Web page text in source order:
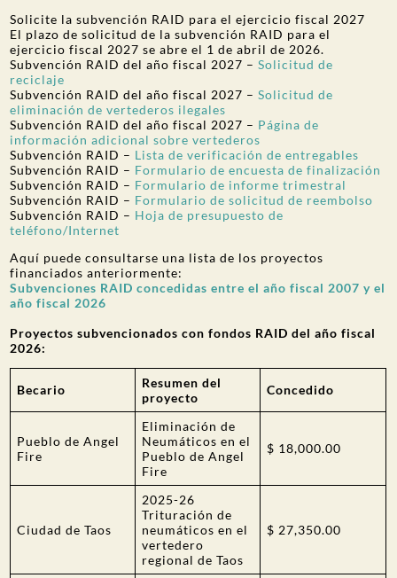
Solicite la subvención RAID para el ejercicio fiscal 2027
El plazo de solicitud de la subvención RAID para el
ejercicio fiscal 2027 se abre el 1 de abril de 2026.
Subvención RAID del año fiscal 2027 –Solicitud de
reciclaje
Subvención RAID del año fiscal 2027 –Solicitud de
eliminación de vertederos ilegales
Subvención RAID del año fiscal 2027 – Página de
información adicional sobre vertederos
Subvención RAID – Lista de verificación de entregables
Subvención RAID – Formulario de encuesta de finalización
Subvención RAID – Formulario de informe trimestral
Subvención RAID – Formulario de solicitud de reembolso
Subvención RAID – Hoja de presupuesto de
teléfono/Internet
Aquí puede consultarse una lista de los proyectos
financiados anteriormente:
Subvenciones RAID concedidas entre el año fiscal 2007 y el
año fiscal 2026
Proyectos subvencionados con fondos RAID del año fiscal
2026:
Becario
Resumen del
proyecto
Concedido
Pueblo de Angel
Fire
Eliminación de
Neumáticos en el
Pueblo de Angel
Fire
$ 18,000.00
Ciudad de Taos
2025-26
Trituración de
neumáticos en el
vertedero
regional de Taos
$ 27,350.00